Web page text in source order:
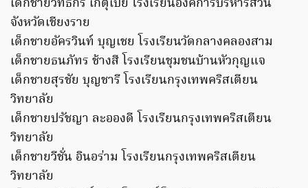
เด็กชายวัทธิกร เกตุเปีย โรงเรียนองค์การบริหารส่วน
จังหวัดเชียงราย
เด็กชายอัครวินท์​ บุญเชย โรงเรียนวัดกลางคลองสาม​
เด็กชายธนภัทร ช้างสี โรงเรียนชุมชนบ้านหัวกุญแจ
เด็กชายสุรชัย บุญชารี โรงเรียนกรุงเทพคริสเตียน
วิทยาลัย
เด็กชายปรัชญา ละอองดี โรงเรียนกรุงเทพคริสเตียน
วิทยาลัย
เด็กชายวีชั่น อินอร่าม โรงเรียนกรุงเทพคริสเตียน
วิทยาลัย